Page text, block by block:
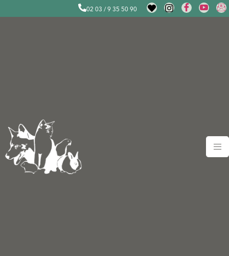
02 03 / 9 35 50 90